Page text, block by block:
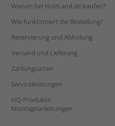
Warum bei HolzLand.de kaufen?
Wie funktioniert die Bestellung?
Reservierung und Abholung
Versand und Lieferung
Zahlungsarten
Serviceleistungen
HQ-Produkte:
Montageanleitungen